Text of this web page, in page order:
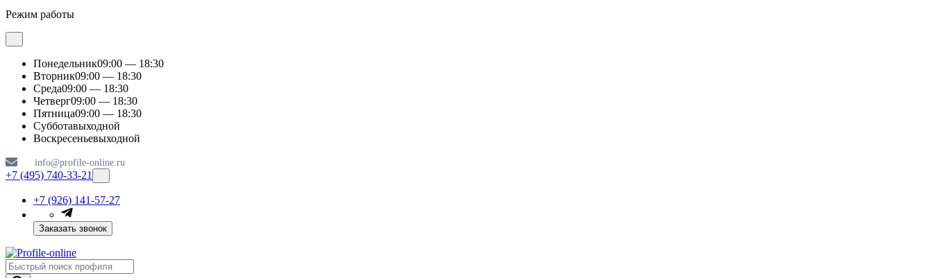
Режим работы
Понедельник09:00 — 18:30
Вторник09:00 — 18:30
Среда09:00 — 18:30
Четверг09:00 — 18:30
Пятница09:00 — 18:30
Субботавыходной
Воскресеньевыходной
info@profile-online.ru
+7 (495) 740-33-21
+7 (926) 141-57-27
Заказать звонок